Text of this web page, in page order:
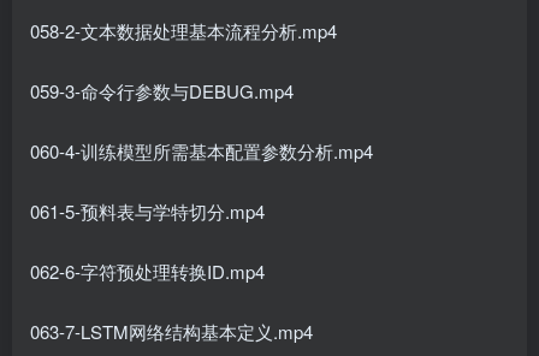
058-2-文本数据处理基本流程分析.mp4
059-3-命令行参数与DEBUG.mp4
060-4-训练模型所需基本配置参数分析.mp4
061-5-预料表与学特切分.mp4
062-6-字符预处理转换ID.mp4
063-7-LSTM网络结构基本定义.mp4